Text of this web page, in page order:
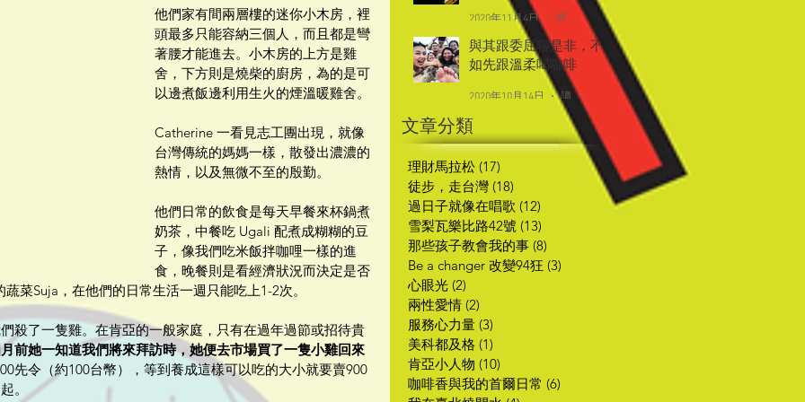
他們家有間兩層樓的迷你小木房，裡
頭最多只能容納三個人，而且都是彎
著腰才能進去。小木房的上方是雞
舍，下方則是燒柴的廚房，為的是可
以邊煮飯邊利用生火的煙溫暖雞舍。
Catherine 一看見志工團出現，就像
台灣傳統的媽媽一樣，散發出濃濃的
熱情，以及無微不至的殷勤。
他們日常的飲食是每天早餐來杯鍋煮
奶茶，中餐吃 Ugali 配煮成糊糊的豆
子，像我們吃米飯拌咖哩一樣的進
食，晚餐則是看經濟狀況而決定是否
菜Suja，在他們的日常生活一週只能吃上1-2次。
殺了一隻雞。在肯亞的一般家庭，只有在過年過節或招待貴
前她一知道我們將來拜訪時，她便去市場買了一隻小雞回來
先令（約100台幣），等到養成這樣可以吃的大小就要賣900
。
2020年11月4日
與其跟委屈聊是非，不
如先跟溫柔喝咖啡
2020年10月14日 讀畢需時 2 分鐘
文章分類
理財馬拉松 (17)
徒步，走台灣 (18)
過日子就像在唱歌 (12)
雪梨瓦樂比路42號 (13)
那些孩子教會我的事 (8)
Be a changer 改變94狂 (3)
心眼光 (2)
兩性愛情 (2)
服務心力量 (3)
美科都及格 (1)
肯亞小人物 (10)
咖啡香與我的首爾日常 (6)